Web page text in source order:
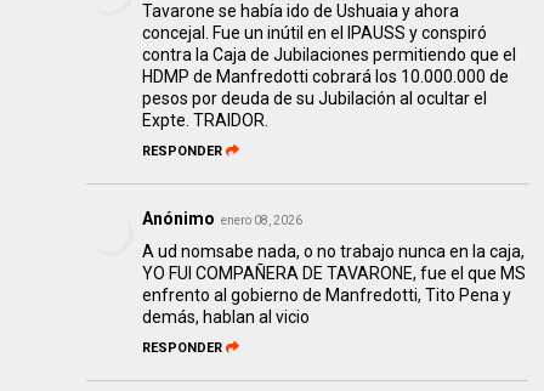
Tavarone se había ido de Ushuaia y ahora
concejal. Fue un inútil en el IPAUSS y conspiró
contra la Caja de Jubilaciones permitiendo que el
HDMP de Manfredotti cobrará los 10.000.000 de
pesos por deuda de su Jubilación al ocultar el
Expte. TRAIDOR.
RESPONDER
Anónimo enero 08, 2026
A ud nomsabe nada, o no trabajo nunca en la caja,
YO FUI COMPAÑERA DE TAVARONE, fue el que MS
enfrento al gobierno de Manfredotti, Tito Pena y
demás, hablan al vicio
RESPONDER